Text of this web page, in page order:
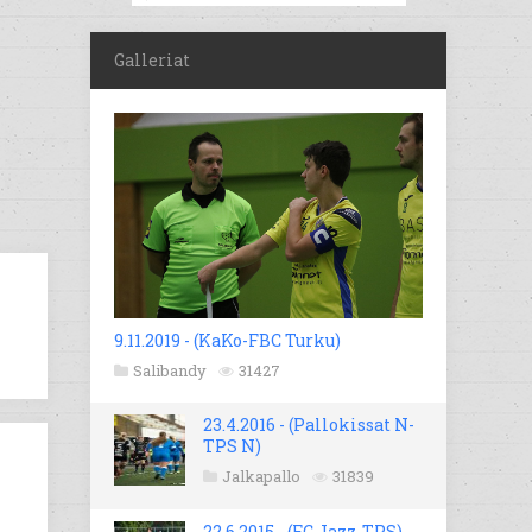
Galleriat
9.11.2019 - (KaKo-FBC Turku)
Salibandy 31427
23.4.2016 - (Pallokissat N-
TPS N)
Jalkapallo 31839